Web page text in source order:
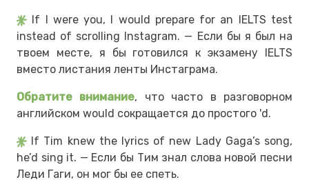
If I were you, I would prepare for an IELTS test
instead of scrolling Instagram. — Если бы я был на
твоем месте, я бы готовился к экзамену IELTS
вместо листания ленты Инстаграма.
Обратите внимание, что часто в разговорном
английском would сокращается до простого 'd.
If Tim knew the lyrics of new Lady Gaga’s song,
he’d sing it. — Если бы Тим знал слова новой песни
Леди Гаги, он мог бы ее спеть.